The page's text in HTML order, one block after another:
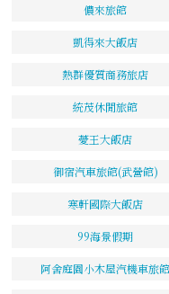
儂來旅館
凱得來大飯店
熱群優質商務旅店
統茂休閒旅館
薆王大飯店
御宿汽車旅館(武營館)
寒軒國際大飯店
99海景假期
阿舍庭園小木屋汽機車旅館